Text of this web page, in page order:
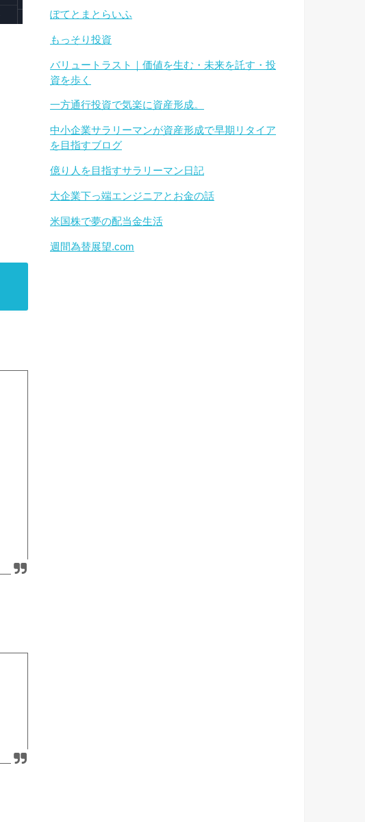
ぽてとまとらいふ
もっそり投資
バリュートラスト｜価値を生む・未来を託す・投
資を歩く
一方通行投資で気楽に資産形成。
中小企業サラリーマンが資産形成で早期リタイア
を目指すブログ
億り人を目指すサラリーマン日記
大企業下っ端エンジニアとお金の話
米国株で夢の配当金生活
週間為替展望.com